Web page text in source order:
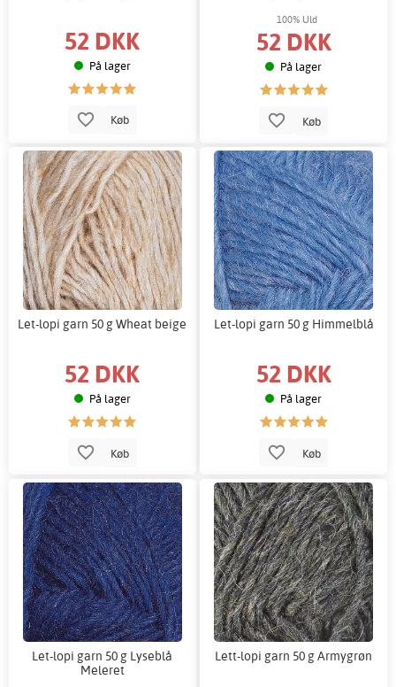
52 DKK
På lager
Køb
100% Uld
52 DKK
På lager
Køb
Let-lopi garn 50 g Wheat beige
52 DKK
På lager
Køb
Let-lopi garn 50 g Himmelblå
52 DKK
På lager
Køb
Let-lopi garn 50 g Lyseblå
Meleret
Lett-lopi garn 50 g Armygrøn